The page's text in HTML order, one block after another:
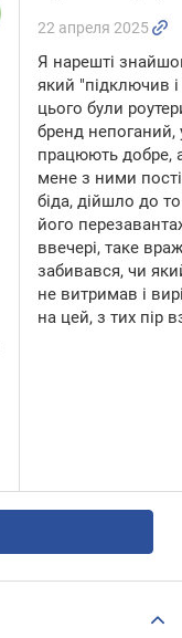
22 апреля 2025
Я нарешті
який "підключив
цього були
бренд непоганий,
працюють добре,
мене з ними
біда, дійшло до
його
ввечері, таке
забивався, чи
не витримав і
на цей, з тих пір